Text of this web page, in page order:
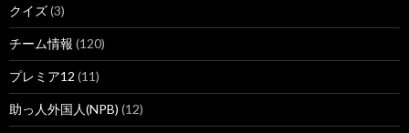
クイズ(3)
チーム情報 (120)
プレミア12 (11)
助っ人外国人(NPB) (12)